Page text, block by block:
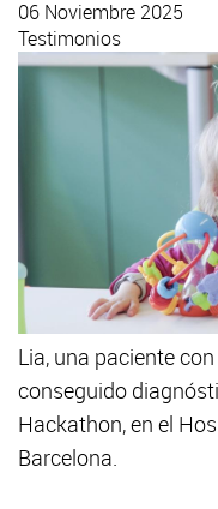
06 Noviembre 2025
Testimonios
Lia, una paciente
conseguido
Hackathon, en el
Barcelona.